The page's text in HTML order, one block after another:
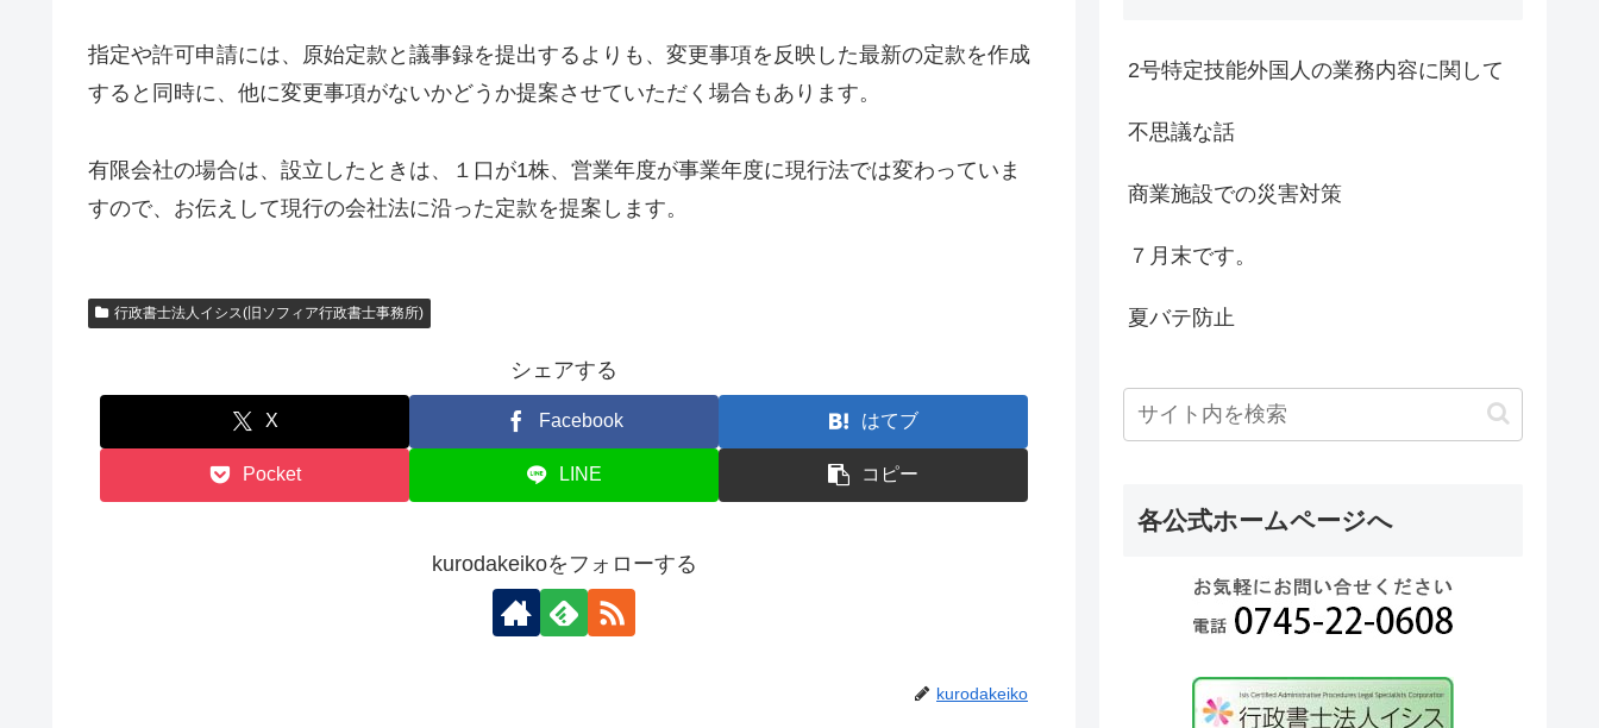
指定や許可申請には、原始定款と議事録を提出するよりも、変更事項を反映した最新の定款を作成
すると同時に、他に変更事項がないかどうか提案させていただく場合もあります。
有限会社の場合は、設立したときは、１口が1株、営業年度が事業年度に現行法では変わっていま
すので、お伝えして現行の会社法に沿った定款を提案します。
行政書士法人イシス(旧ソフィア行政書士事務所)
シェアする
X Facebook はてブ
Pocket LINE コピー
kurodakeikoをフォローする
kurodakeiko
2号特定技能外国人の業務内容に関して
不思議な話
商業施設での災害対策
７月末です。
夏バテ防止
各公式ホームページへ